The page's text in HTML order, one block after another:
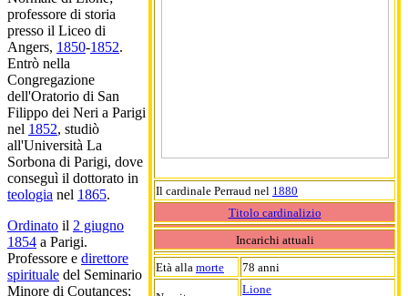
Il cardinale Perraud nel 1880
Titolo cardinalizio
Incarichi attuali
Età alla morte 78 anni
Lione
professore di storia
presso il Liceo di
Angers, 1850-1852.
Entrò nella
Congregazione
dell'Oratorio di San
Filippo dei Neri a Parigi
nel 1852, studiò
all'Università La
Sorbona di Parigi, dove
conseguì il dottorato in
teologia nel 1865.
Ordinato il 2 giugno
1854 a Parigi.
Professore e direttore
spirituale del Seminario
Minore di Coutances;